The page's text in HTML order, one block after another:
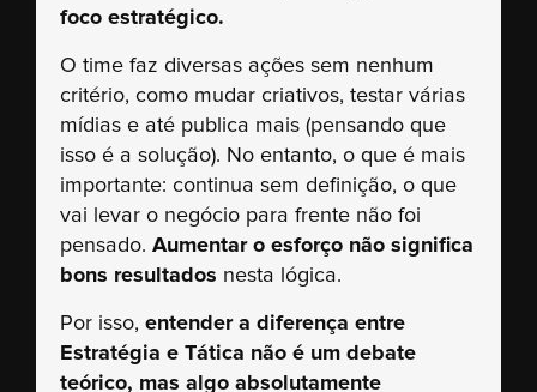
foco estratégico.
O time faz diversas ações sem nenhum
critério, como mudar criativos, testar várias
mídias e até publica mais (pensando que
isso é a solução). No entanto, o que é mais
importante: continua sem definição, o que
vai levar o negócio para frente não foi
pensado. Aumentar o esforço não significa
bons resultados nesta lógica.
Por isso, entender a diferença entre
Estratégia e Tática não é um debate
teórico, mas algo absolutamente